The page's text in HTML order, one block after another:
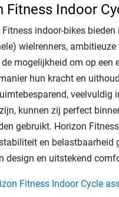
Fitness Indoor
Fitness indoor-bikes bieden
wielrenners,
de mogelijkheid om op een
hun kracht en
veelvuldig
kunnen zij perfect
gebruikt. Horizon
en belastbaarheid
design en uitstekend
Fitness Indoor Cycle